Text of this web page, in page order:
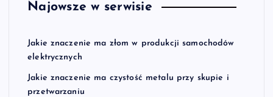
Najowsze w serwisie
Jakie znaczenie ma złom w produkcji samochodów
elektrycznych
Jakie znaczenie ma czystość metalu przy skupie i
przetwarzaniu